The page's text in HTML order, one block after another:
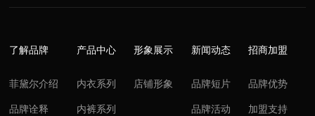
了解品牌
菲黛尔介绍
品牌诠释
产品中心
内衣系列
内裤系列
形象展示
店铺形象
新闻动态
品牌短片
品牌活动
招商加盟
品牌优势
加盟支持